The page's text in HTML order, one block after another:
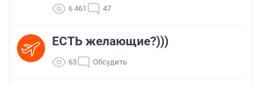
6 461 47
ЕСТЬ желающие?)))
63 Обсудить